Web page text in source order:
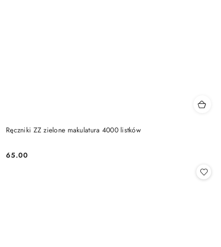
Ręczniki ZZ zielone makulatura 4000 listków
Cena:
65.00